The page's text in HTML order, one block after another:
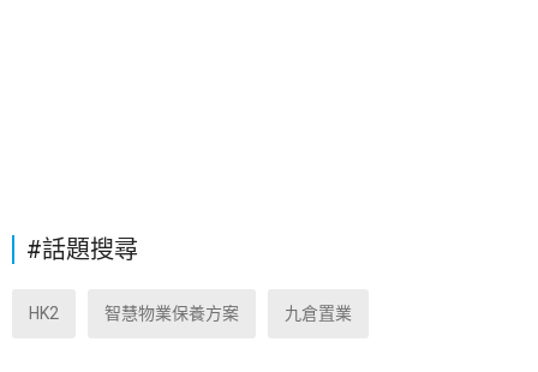
#話題搜尋
HK2 智慧物業保養方案 九倉置業